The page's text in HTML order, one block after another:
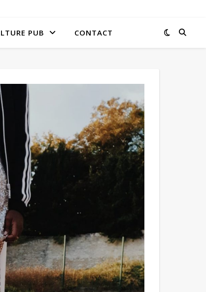
PUB CONTACT